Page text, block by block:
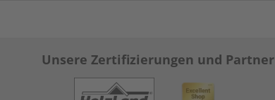
Unsere Zertifizierungen und Partner